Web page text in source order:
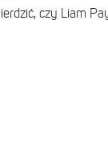
czy Liam